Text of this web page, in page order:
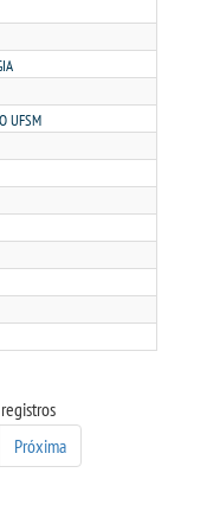
UFSM
Próxima